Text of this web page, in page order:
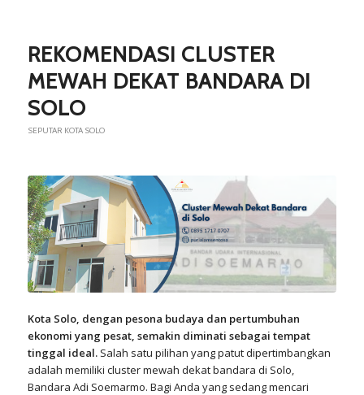
REKOMENDASI CLUSTER
MEWAH DEKAT BANDARA DI
SOLO
SEPUTAR KOTA SOLO
Kota Solo, dengan pesona budaya dan pertumbuhan
ekonomi yang pesat, semakin diminati sebagai tempat
tinggal ideal.Salah satu pilihan yang patut dipertimbangkan
adalah memiliki cluster mewah dekat bandara di Solo,
Bandara Adi Soemarmo. Bagi Anda yang sedang mencari